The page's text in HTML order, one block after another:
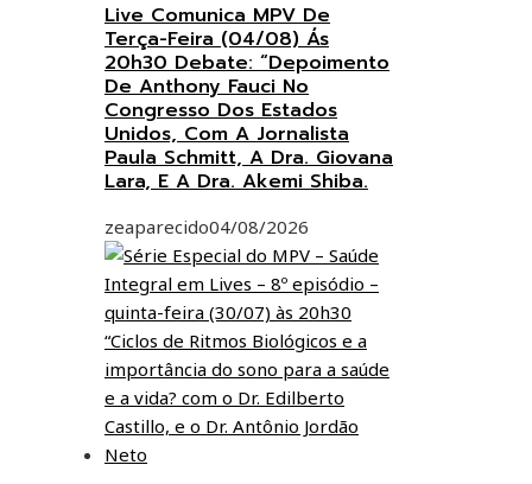
Live Comunica MPV De
Terça-Feira (04/08) Ás
20h30 Debate: “Depoimento
De Anthony Fauci No
Congresso Dos Estados
Unidos, Com A Jornalista
Paula Schmitt, A Dra. Giovana
Lara, E A Dra. Akemi Shiba.
zeaparecido04/08/2026